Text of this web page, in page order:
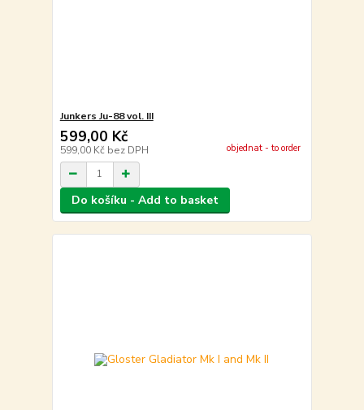
Junkers Ju-88 vol. III
599,00 Kč
599,00 Kč bez DPH objednat - to order
Do košíku - Add to basket